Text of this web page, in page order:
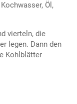
Öl,
vierteln, die
legen. Dann den
Kohlblätter